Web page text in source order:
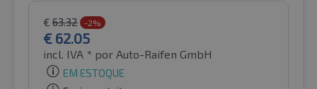
€ 63.32 -2%
€ 62.05
incl. IVA * por Auto-Raifen GmbH
EM ESTOQUE